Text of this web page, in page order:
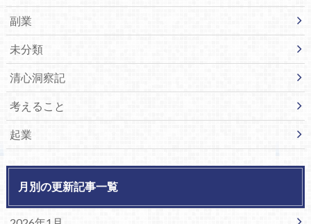
副業
未分類
清心洞察記
考えること
起業
月別の更新記事一覧